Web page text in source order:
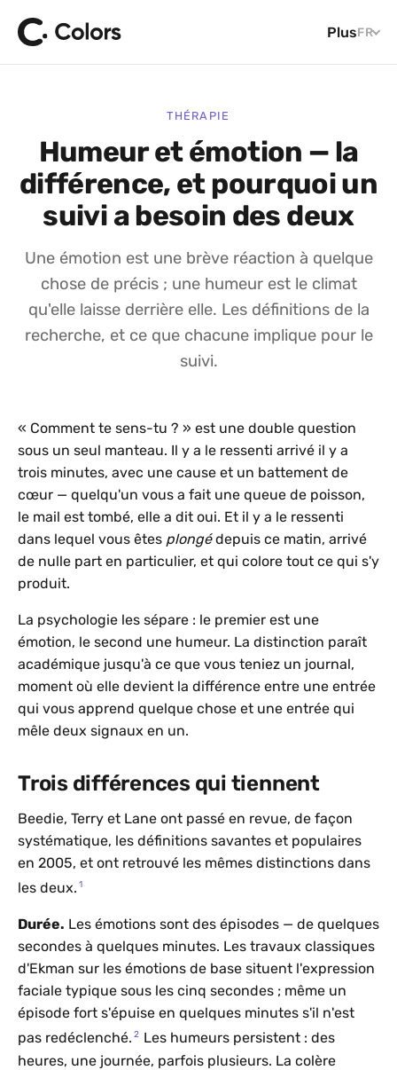
PlusFR
THÉRAPIE
Humeur et émotion — la
différence, et pourquoi un
suivi a besoin des deux
Une émotion est une brève réaction à quelque
chose de précis ; une humeur est le climat
qu'elle laisse derrière elle. Les définitions de la
recherche, et ce que chacune implique pour le
suivi.
« Comment te sens-tu ? » est une double question
sous un seul manteau. Il y a le ressenti arrivé il y a
trois minutes, avec une cause et un battement de
cœur — quelqu'un vous a fait une queue de poisson,
le mail est tombé, elle a dit oui. Et il y a le ressenti
dans lequel vous êtes plongédepuis ce matin, arrivé
de nulle part en particulier, et qui colore tout ce qui s'y
produit.
La psychologie les sépare : le premier est une
émotion, le second une humeur. La distinction paraît
académique jusqu'à ce que vous teniez un journal,
moment où elle devient la différence entre une entrée
qui vous apprend quelque chose et une entrée qui
mêle deux signaux en un.
Trois différences qui tiennent
Beedie, Terry et Lane ont passé en revue, de façon
systématique, les définitions savantes et populaires
en 2005, et ont retrouvé les mêmes distinctions dans
les deux. 1
Durée. Les émotions sont des épisodes — de quelques
secondes à quelques minutes. Les travaux classiques
d'Ekman sur les émotions de base situent l'expression
faciale typique sous les cinq secondes ; même un
épisode fort s'épuise en quelques minutes s'il n'est
pas redéclenché. 2 Les humeurs persistent : des
heures, une journée, parfois plusieurs. La colère